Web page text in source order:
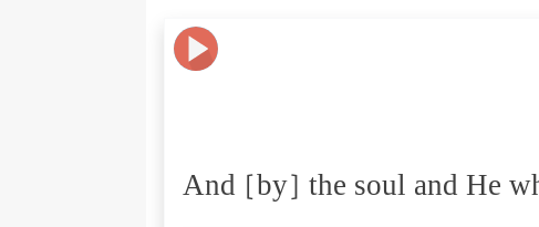
And [by] the soul and He